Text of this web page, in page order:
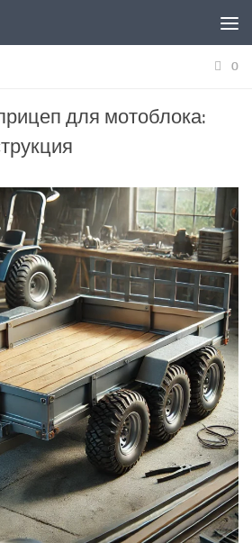
0
для мотоблока: